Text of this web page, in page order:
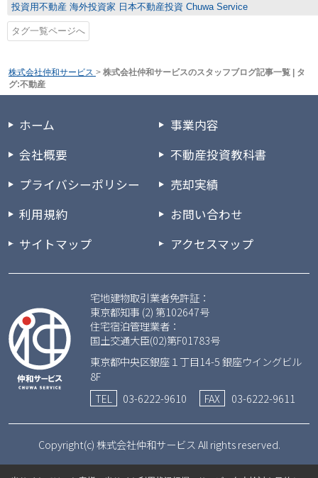
投資用不動産 海外投資家 日本不動産投資 Chuwa Service
タグ一覧ページへ
株式会社仲和サービス > 株式会社仲和サービスのスタッフブログ記事一覧 | タ
グ:不動産
ホーム
会社概要
プライバシーポリシー
利用規約
サイトマップ
事業内容
不動産投資教科書
売却実績
お問い合わせ
アクセスマップ
宅地建物取引業者免許証：
東京都知事 (2) 第102647号
住宅宿泊管理業者：
国土交通大臣(02)第F01783号
東京都中央区銀座１丁目14-5 銀座ウイングビル
8F
TEL
03-6222-9610 FAX 03-6222-9611
Copyright(c) 株式会社仲和サービス All rights reserved.